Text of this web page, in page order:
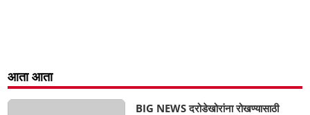
आता आता
BIG NEWS दरोडेखोरांना रोखण्यासाठी